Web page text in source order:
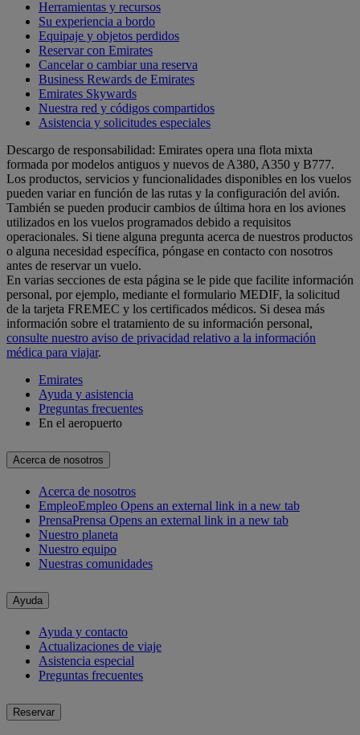
Herramientas y recursos
Su experiencia a bordo
Equipaje y objetos perdidos
Reservar con Emirates
Cancelar o cambiar una reserva
Business Rewards de Emirates
Emirates Skywards
Nuestra red y códigos compartidos
Asistencia y solicitudes especiales
Descargo de responsabilidad: Emirates opera una flota mixta
formada por modelos antiguos y nuevos de A380, A350 y B777.
Los productos, servicios y funcionalidades disponibles en los vuelos
pueden variar en función de las rutas y la configuración del avión.
También se pueden producir cambios de última hora en los aviones
utilizados en los vuelos programados debido a requisitos
operacionales. Si tiene alguna pregunta acerca de nuestros productos
o alguna necesidad específica, póngase en contacto con nosotros
antes de reservar un vuelo.
En varias secciones de esta página se le pide que facilite información
personal, por ejemplo, mediante el formulario MEDIF, la solicitud
de la tarjeta FREMEC y los certificados médicos. Si desea más
información sobre el tratamiento de su información personal,
consulte nuestro aviso de privacidad relativo a la información
médica para viajar.
Emirates
Ayuda y asistencia
Preguntas frecuentes
En el aeropuerto
Acerca de nosotros
Acerca de nosotros
EmpleoEmpleo Opens an external link in a new tab
PrensaPrensa Opens an external link in a new tab
Nuestro planeta
Nuestro equipo
Nuestras comunidades
Ayuda
Ayuda y contacto
Actualizaciones de viaje
Asistencia especial
Preguntas frecuentes
Reservar